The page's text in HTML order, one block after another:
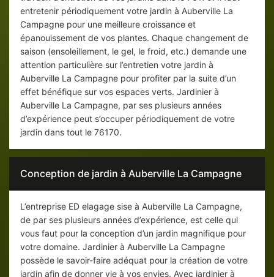
entretenir périodiquement votre jardin à Auberville La
Campagne pour une meilleure croissance et
épanouissement de vos plantes. Chaque changement de
saison (ensoleillement, le gel, le froid, etc.) demande une
attention particulière sur l’entretien votre jardin à
Auberville La Campagne pour profiter par la suite d’un
effet bénéfique sur vos espaces verts. Jardinier à
Auberville La Campagne, par ses plusieurs années
d’expérience peut s’occuper périodiquement de votre
jardin dans tout le 76170.
Conception de jardin à Auberville La Campagne
L’entreprise ED elagage sise à Auberville La Campagne,
de par ses plusieurs années d’expérience, est celle qui
vous faut pour la conception d’un jardin magnifique pour
votre domaine. Jardinier à Auberville La Campagne
possède le savoir-faire adéquat pour la création de votre
jardin afin de donner vie à vos envies. Avec jardinier à